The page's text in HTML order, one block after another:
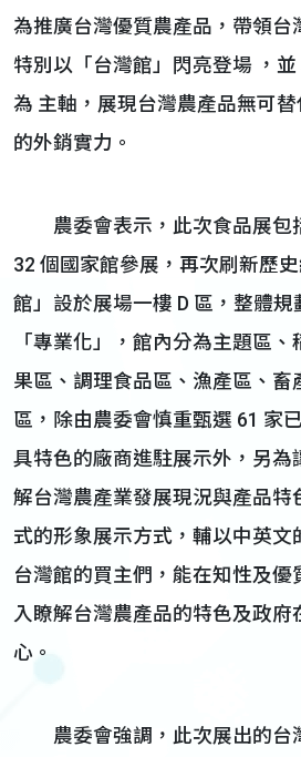
為推廣台灣優質農產品，帶領台
特別以「台灣館」閃亮登場 ，並
為 主軸，展現台灣農產品無可
的外銷實力。
農委會表示，此次食品展包
32 個國家館參展，再次刷新歷
館」設於展場一樓 D 區，整體
「專業化」，館內分為主題區
果區、調理食品區、漁產區、畜
區，除由農委會慎重甄選 61 家
具特色的廠商進駐展示外，另為
解台灣農產業發展現況與產品特
式的形象展示方式，輔以中英文
台灣館的買主們，能在知性及優
入瞭解台灣農產品的特色及政府
心。
農委會強調，此次展出的台